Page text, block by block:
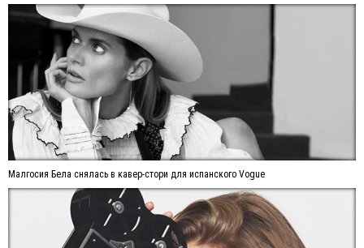
Малгосия Бела снялась в кавер-стори для испанского Vogue